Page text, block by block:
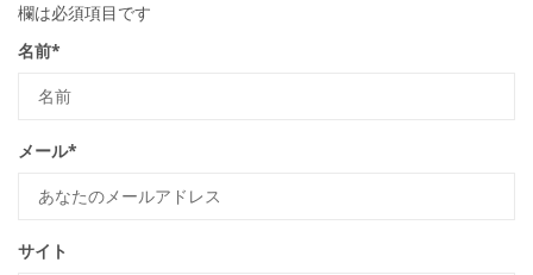
欄は必須項目です
名前*
メール*
サイト